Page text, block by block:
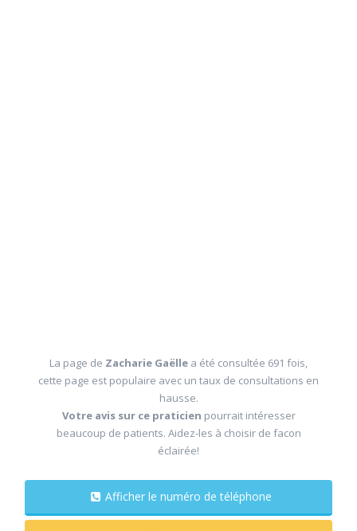
La page de Zacharie Gaëlle a été consultée 691 fois,
cette page est populaire avec un taux de consultations en
hausse.
Votre avis sur ce praticien pourrait intéresser
beaucoup de patients. Aidez-les à choisir de facon
éclairée!
Afficher le numéro de téléphone